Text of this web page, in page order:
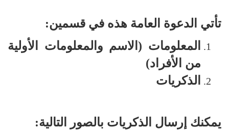
تأتي الدعوة العامة هذه في قسمين:
المعلومات (الاسم والمعلومات الأولية
من الأفراد)
الذكريات
يمكنك إرسال الذكريات بالصور التالية: